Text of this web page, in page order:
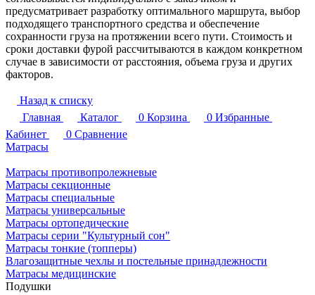
предусматривает разработку оптимального маршрута, выбор
подходящего транспортного средства и обеспечение
сохранности груза на протяжении всего пути. Стоимость и
сроки доставки фурой рассчитываются в каждом конкретном
случае в зависимости от расстояния, объема груза и других
факторов.
Назад к списку
Главная
Каталог 0 Корзина 0 Избранные
Кабинет
0 Сравнение
Матрасы
Матрасы противопролежневые
Матрасы секционные
Матрасы специальные
Матрасы универсальные
Матрасы ортопедические
Матрасы серии "Культурный сон"
Матрасы тонкие (топперы)
Влагозащитные чехлы и постельные принадлежности
Матрасы медицинские
Подушки